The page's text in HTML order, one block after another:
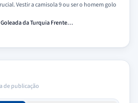
Vestir a camisola 9 ou ser o homem golo
Goleada da Turquia Frente…
de publicação